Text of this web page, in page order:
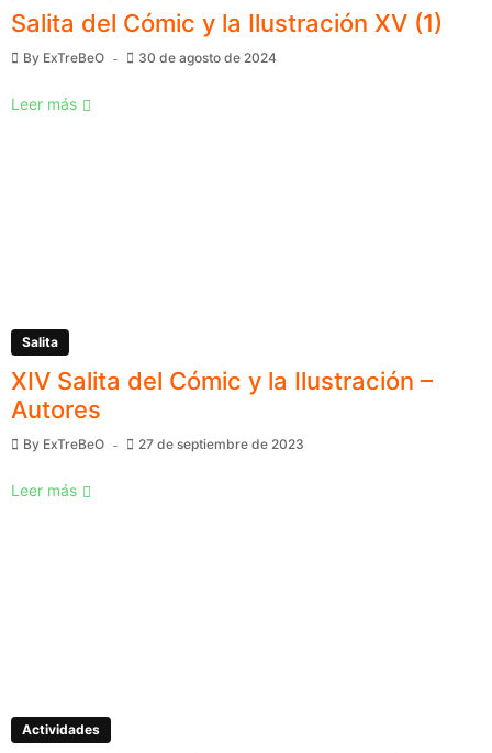
Salita del Cómic y la Ilustración XV (1)
By ExTreBeO 30 de agosto de 2024
Leer más
Salita
XIV Salita del Cómic y la Ilustración –
Autores
By ExTreBeO 27 de septiembre de 2023
Leer más
Actividades